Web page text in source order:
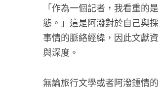
「作為一個記者，我看重
態。」這是阿潑對於自己與
事情的脈絡經緯，因此文獻
與深度。
無論旅行文學或者阿潑鍾情